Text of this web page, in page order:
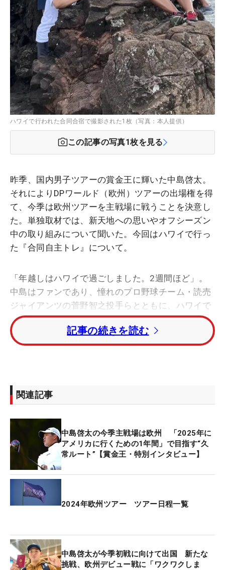
ハワイで行われた合同合宿で撮影された1枚（写真：本人提供）
この記事の写真1枚を見る
昨季、国内男子ツアーの賞金王に輝いた中島啓太。
それによりDPワールド（欧州）ツアーの出場権を得
て、今季は欧州ツアーを主戦場に戦うことを決意し
た。単独取材では、新天地への思いやオフシーズン
中の取り組みについて聞いた。今回はハワイで行っ
た『合同自主トレ』について。
「年越しはハワイで過ごしました。2週間ほど」。
中島はファンであり、憧れのプロ野球チーム・読売
ジャイアンツの菅野智之投手らとともに、ハワイで
約2週間の合同合宿を行った。そこではどのような
トレーニングを行い、どのようなことを得たのか。
「もともと、自分がジャイアンツファンであり、菅
野選手のファンなんです。昨年、共通の知り合いの
そのときに自主トレへ招待していただいたので参加
しました」
―どのような2週間を過ごしたか
「（読売ジャイアンツの）みなさんと同じメニュー
を一緒にやらせていただきました。朝はしっかり走
たり。そのあとは、ウエイトトレーニングを行いま
した。メニューはバラバラです。そして午後はゴル
フに行くか、体のケアをしたり。3日から4日連続で
記事の続きを読む
関連記事
中島啓太の今季主戦場は欧州 「2025年に
アメリカに行くための1年間」で目指す“久
常ルート”【賞金王・特別インタビュー】
2024年欧州ツアー ツアー日程一覧
中島啓太が今季初戦に向けて出国 新たな
挑戦、欧州デビュー戦に「ワクワクしま